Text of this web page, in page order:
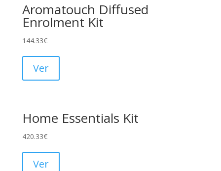
Aromatouch Diffused
Enrolment Kit
144.33€
Ver
Home Essentials Kit
420.33€
Ver